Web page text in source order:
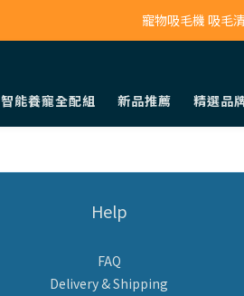
寵物吸毛機 吸毛
寵物吸毛機 吸毛
寵物吸毛機 吸毛
智能養寵全配組 新品推薦 精選品
Help
FAQ
Delivery & Shipping